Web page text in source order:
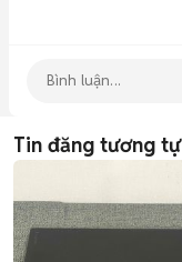
Tin đăng tương tự